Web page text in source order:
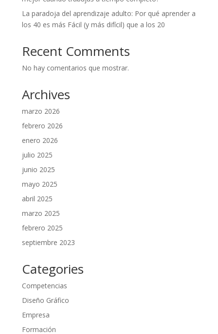
La paradoja del aprendizaje adulto: Por qué aprender a
los 40 es más Fácil (y más difícil) que a los 20
Recent Comments
No hay comentarios que mostrar.
Archives
marzo 2026
febrero 2026
enero 2026
julio 2025
junio 2025
mayo 2025
abril 2025
marzo 2025
febrero 2025
septiembre 2023
Categories
Competencias
Diseño Gráfico
Empresa
Formación